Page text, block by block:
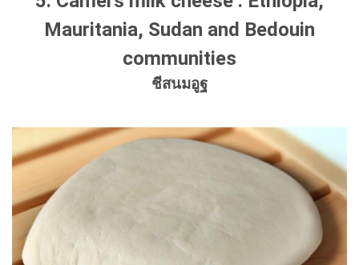
Mauritania, Sudan and Bedouin
communities
ชีสนมอูฐ